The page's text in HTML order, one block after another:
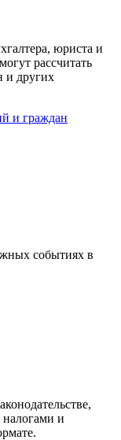
юриста и
рассчитать
и других
и граждан
событиях в
налогами и